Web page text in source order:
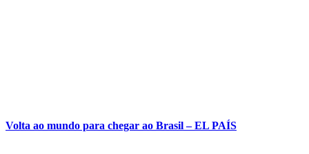
Volta ao mundo para chegar ao Brasil – EL PAÍS